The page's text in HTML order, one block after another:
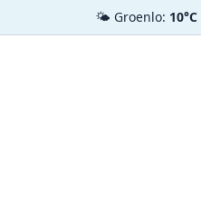
🌤️ Groenlo: 10°C